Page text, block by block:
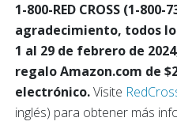
1-800-RED CROSS (1-800-
agradecimiento, todos
1 al 29 de febrero de
regalo Amazon.com de
electrónico.Visite
inglés) para obtener más